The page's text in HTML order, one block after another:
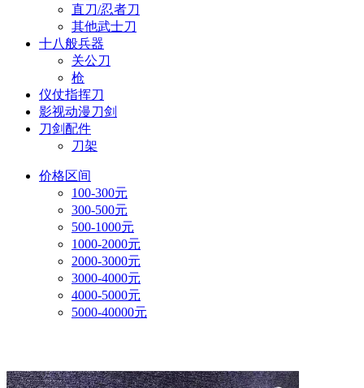
直刀/忍者刀
其他武士刀
十八般兵器
关公刀
枪
仪仗指挥刀
影视动漫刀剑
刀剑配件
刀架
价格区间
100-300元
300-500元
500-1000元
1000-2000元
2000-3000元
3000-4000元
4000-5000元
5000-40000元